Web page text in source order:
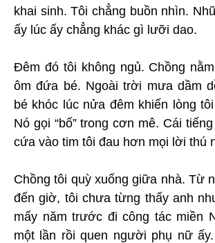
khai sinh. Tôi chẳng buồn nhìn.
ấy lúc ấy chẳng khác gì lưỡi dao.
Đêm đó tôi không ngủ. Chồng
ôm đứa bé. Ngoài trời mưa dầm
bé khóc lúc nửa đêm khiến lòng
Nó gọi “bố” trong cơn mê. Cái
cứa vào tim tôi đau hơn mọi lời thú
Chồng tôi quỳ xuống giữa nhà. Từ
đến giờ, tôi chưa từng thấy anh
mấy năm trước đi công tác miền
một lần rồi quen người phụ nữ